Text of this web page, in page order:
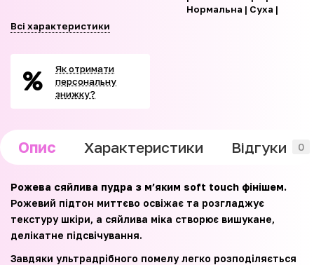
Нормальна | Суха |
Всі характеристики
Як отримати
персональну
знижку?
Опис Характеристики Відгуки 0
Рожева сяйлива пудра з м’яким soft touch фінішем.
Рожевий підтон миттєво освіжає та розгладжує
текстуру шкіри, а сяйлива міка створює вишукане,
делікатне підсвічування.
Завдяки ультрадрібного помелу легко розподіляється